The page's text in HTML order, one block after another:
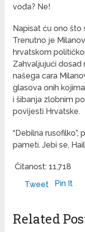
vođa? Ne!
Napisat ću ono što
Trenutno je
hrvatskom
Zahvaljujući dosad
našega cara
glasova onih
i šibanja zlobnim
povijesti Hrvatske.
“Debilna
pameti. Jebi se,
Čitanost: 11,718
Tweet
Pin It
Related